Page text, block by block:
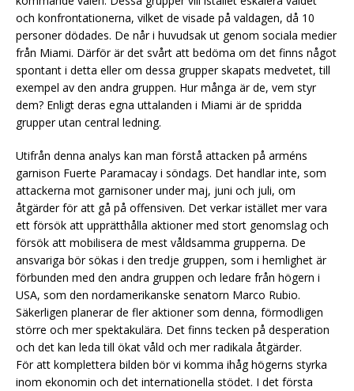
och konfrontationerna, vilket de visade på valdagen, då 10
personer dödades. De når i huvudsak ut genom sociala medier
från Miami. Därför är det svårt att bedöma om det finns något
spontant i detta eller om dessa grupper skapats medvetet, till
exempel av den andra gruppen. Hur många är de, vem styr
dem? Enligt deras egna uttalanden i Miami är de spridda
grupper utan central ledning.
Utifrån denna analys kan man förstå attacken på arméns
garnison Fuerte Paramacay i söndags. Det handlar inte, som
attackerna mot garnisoner under maj, juni och juli, om
åtgärder för att gå på offensiven. Det verkar istället mer vara
ett försök att upprätthålla aktioner med stort genomslag och
försök att mobilisera de mest våldsamma grupperna. De
ansvariga bör sökas i den tredje gruppen, som i hemlighet är
förbunden med den andra gruppen och ledare från högern i
USA, som den nordamerikanske senatorn Marco Rubio.
Säkerligen planerar de fler aktioner som denna, förmodligen
större och mer spektakulära. Det finns tecken på desperation
och det kan leda till ökat våld och mer radikala åtgärder.
För att komplettera bilden bör vi komma ihåg högerns styrka
inom ekonomin och det internationella stödet. I det första